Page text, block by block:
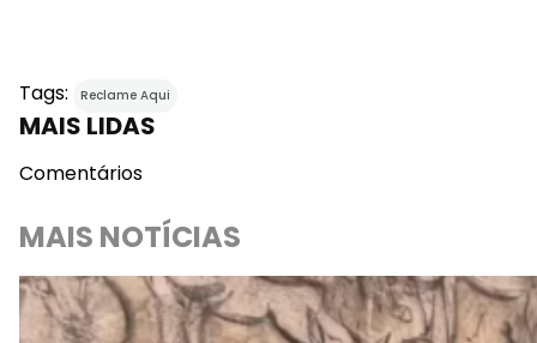
Tags: Reclame Aqui
MAIS LIDAS
Comentários
MAIS NOTÍCIAS